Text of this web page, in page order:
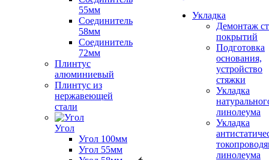
55мм
Соединитель
58мм
Соединитель
72мм
Плинтус
алюминиевый
Плинтус из
нержавеющей
стали
Угол
Угол 100мм
Угол 55мм
Укладка
Демонтаж
покрытий
Подготовка
основания,
устройство
стяжки
Укладка
линолеума
Укладка
линолеума